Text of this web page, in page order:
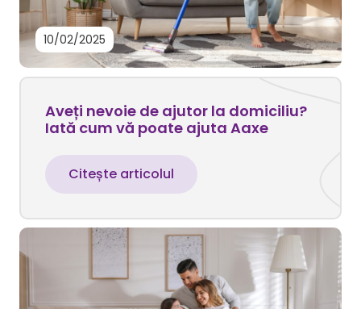
10/02/2025
Aveți nevoie de ajutor la domiciliu?
Iată cum vă poate ajuta Aaxe
Citește articolul